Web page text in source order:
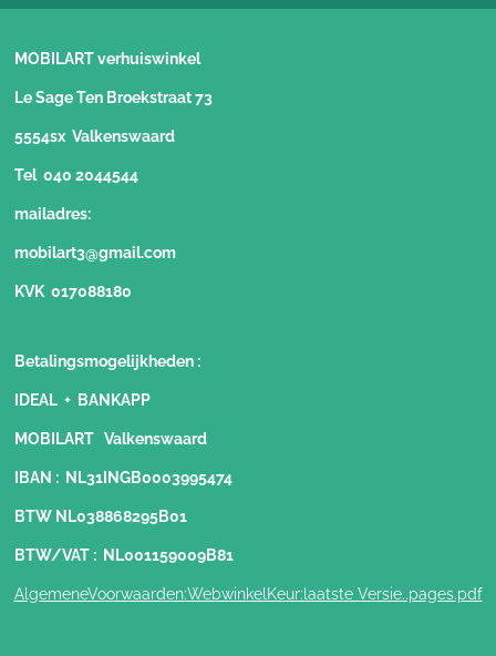
MOBILART verhuiswinkel
Le Sage Ten Broekstraat 73
5554sx Valkenswaard
Tel 040 2044544
mailadres:
mobilart3@gmail.com
KVK 017088180
Betalingsmogelijkheden:
IDEAL + BANKAPP
MOBILART Valkenswaard
IBAN : NL31INGB0003995474
BTW NL038868295B01
BTW/VAT : NL001159009B81
AlgemeneVoorwaarden:WebwinkelKeur:laatste Versie..pages.pdf